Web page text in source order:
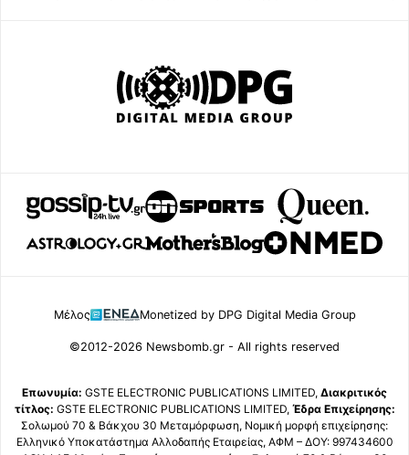
Μέλος Monetized by DPG Digital Media Group
©2012-2026 Newsbomb.gr - All rights reserved
Επωνυμία: GSTE ELECTRONIC PUBLICATIONS LIMITED, Διακριτικός
τίτλος: GSTE ELECTRONIC PUBLICATIONS LIMITED, Έδρα Επιχείρησης:
Σολωμού 70 & Βάκχου 30 Μεταμόρφωση, Νομική μορφή επιχείρησης:
Ελληνικό Υποκατάστημα Αλλοδαπής Εταιρείας, ΑΦΜ – ΔΟΥ: 997434600